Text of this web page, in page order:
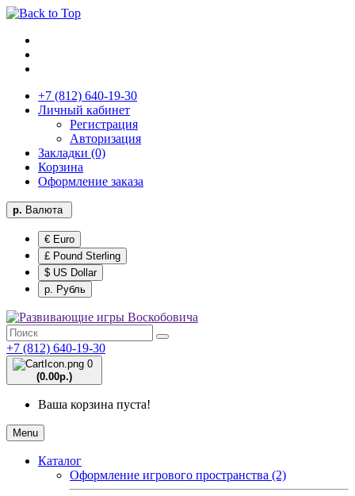
+7 (812) 640-19-30
Личный кабинет
Регистрация
Авторизация
Закладки (0)
Корзина
Оформление заказа
р. Валюта
€ Euro
£ Pound Sterling
$ US Dollar
р. Рубль
+7 (812) 640-19-30
0
(0.00р.)
Ваша корзина пуста!
Menu
Каталог
Оформление игрового пространства (2)